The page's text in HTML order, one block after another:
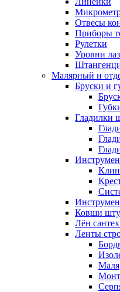
Отвесы
Приборы
Рулетки
Уровни
Малярный и
Бруски и
Гладилки
Ковши
Лён
Ленты